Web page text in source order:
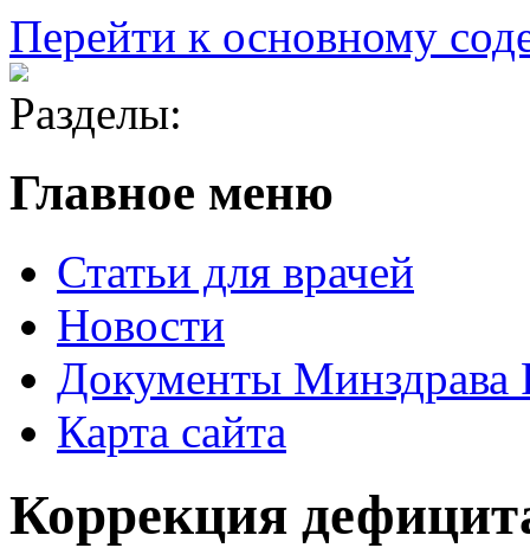
Перейти к основному
Разделы:
Главное меню
Статьи для врачей
Новости
Документы
Карта сайта
Коррекция